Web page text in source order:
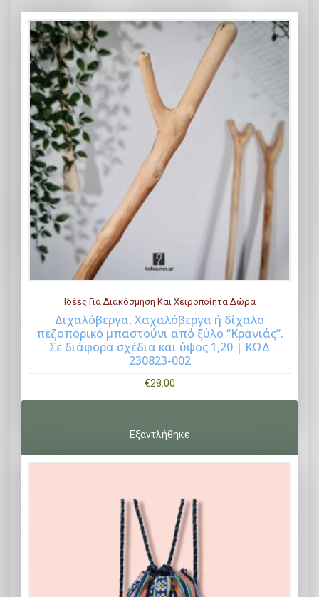
Buy Now
Ιδέες Για Διακόσμηση Και Χειροποίητα Δώρα
Διχαλόβεργα, Χαχαλόβεργα ή δίχαλο
πεζοπορικό μπαστούνι από ξύλο “Κρανιάς”.
Σε διάφορα σχέδια και ύψος 1,20 | ΚΩΔ
230823-002
€28.00